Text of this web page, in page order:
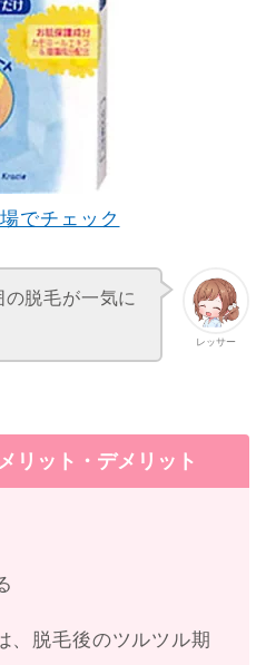
でチェック
レッサー
脱毛が一気に
リット・デメリット
、脱毛後のツルツル期